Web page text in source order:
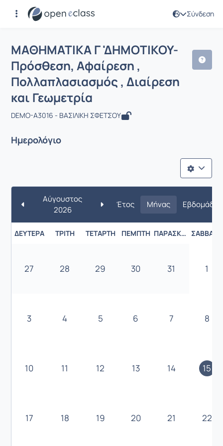
Σύνδεση
Μάθημα : ΜΑΘΗΜΑΤΙΚΑ Γ
ΜΑΘΗΜΑΤΙΚΑ Γ 'ΔΗΜΟΤΙΚΟΥ-
Πρόσθεση, Αφαίρεση ,
Πολλαπλασιασμός , Διαίρεση
και Γεωμετρία
DEMO-A3016 - ΒΑΣΙΛΙΚΗ ΣΦΕΤΣΟΥ
Ημερολόγιο
Αύγουστος
2026
Έτος Μήνας Εβδομάδα
ΔΕΥΤΈΡΑ ΤΡΊΤΗ ΤΕΤΆΡΤΗ ΠΈΜΠΤΗ ΠΑΡΑΣΚΕΥΉ ΣΆΒΒΑΤΟ
27 28 29 30 31 1
3 4 5 6 7 8
10 11 12 13 14 15
17 18 19 20 21 22